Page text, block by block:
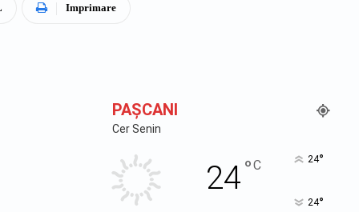
Imprimare
PAŞCANI
Cer Senin
24°C 24°
24°